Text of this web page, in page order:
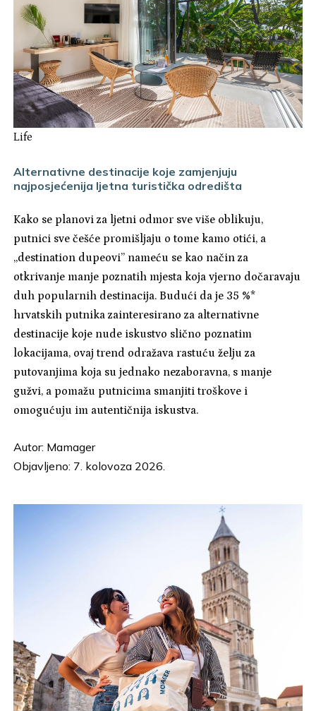
Life
Alternativne destinacije koje zamjenjuju
najposjećenija ljetna turistička odredišta
Kako se planovi za ljetni odmor sve više oblikuju,
putnici sve češće promišljaju o tome kamo otići, a
„destination dupeovi” nameću se kao način za
otkrivanje manje poznatih mjesta koja vjerno dočaravaju
duh popularnih destinacija. Budući da je 35 %*
hrvatskih putnika zainteresirano za alternativne
destinacije koje nude iskustvo slično poznatim
lokacijama, ovaj trend odražava rastuću želju za
putovanjima koja su jednako nezaboravna, s manje
gužvi, a pomažu putnicima smanjiti troškove i
omogućuju im autentičnija iskustva.
Autor: Mamager
Objavljeno: 7. kolovoza 2026.